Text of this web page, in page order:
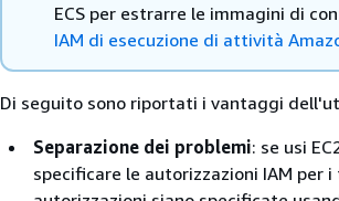
ECS per estrarre le immagini di
IAM di esecuzione di attività
Di seguito sono riportati i vantaggi
Separazione dei problemi: se usi
specificare le autorizzazioni IAM per